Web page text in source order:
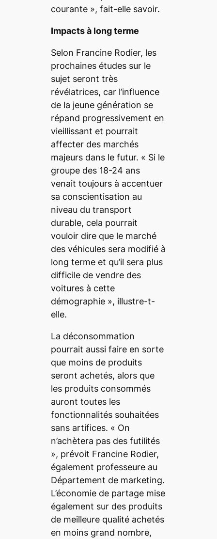
courante », fait-elle savoir.
Impacts à long terme
Selon Francine Rodier, les
prochaines études sur le
sujet seront très
révélatrices, car l’influence
de la jeune génération se
répand progressivement en
vieillissant et pourrait
affecter des marchés
majeurs dans le futur. « Si le
groupe des 18-24 ans
venait toujours à accentuer
sa conscientisation au
niveau du transport
durable, cela pourrait
vouloir dire que le marché
des véhicules sera modifié à
long terme et qu’il sera plus
difficile de vendre des
voitures à cette
démographie », illustre-t-
elle.
La déconsommation
pourrait aussi faire en sorte
que moins de produits
seront achetés, alors que
les produits consommés
auront toutes les
fonctionnalités souhaitées
sans artifices. « On
n’achètera pas des futilités
», prévoit Francine Rodier,
également professeure au
Département de marketing.
L’économie de partage mise
également sur des produits
de meilleure qualité achetés
en moins grand nombre,